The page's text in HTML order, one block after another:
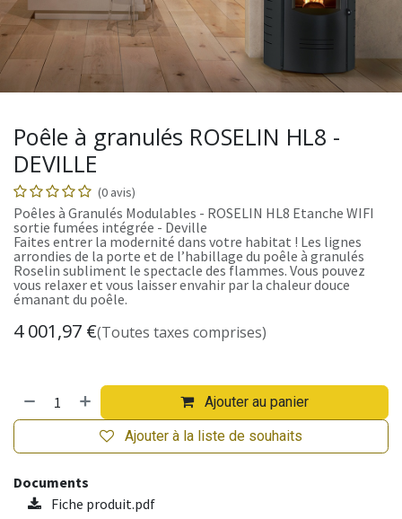
Poêle à granulés ROSELIN HL8 -
DEVILLE
(0 avis)
Poêles à Granulés Modulables - ROSELIN HL8 Etanche WIFI
sortie fumées intégrée - Deville
Faites entrer la modernité dans votre habitat ! Les lignes
arrondies de la porte et de l’habillage du poêle à granulés
Roselin subliment le spectacle des flammes. Vous pouvez
vous relaxer et vous laisser envahir par la chaleur douce
émanant du poêle.
4 001,97 €(Toutes taxes comprises)
Ajouter au panier
Ajouter à la liste de souhaits
Documents
Fiche produit.pdf